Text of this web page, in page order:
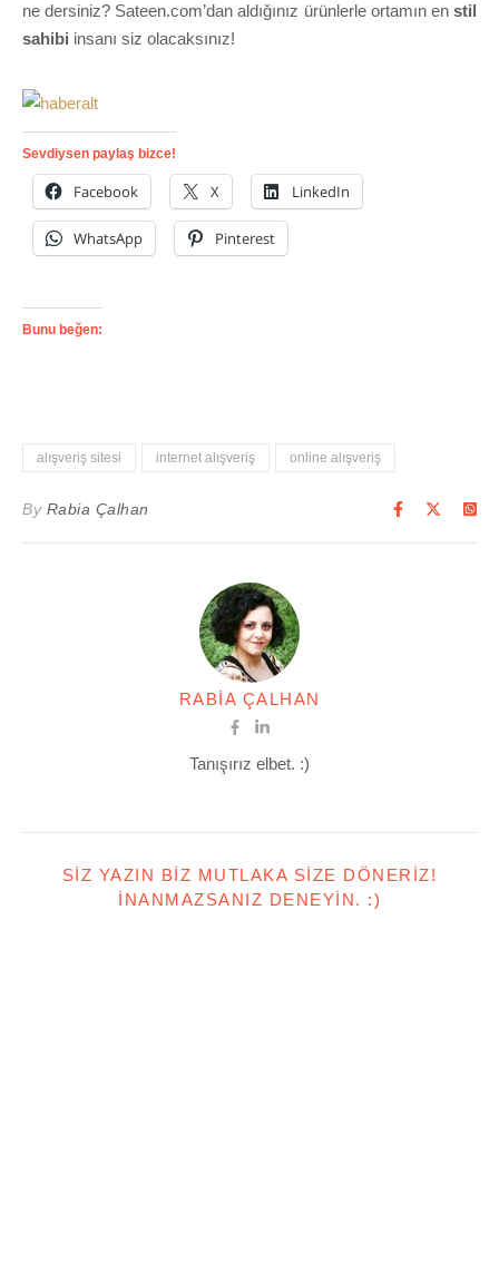
ne dersiniz? Sateen.com’dan aldığınız ürünlerle ortamın en stil
sahibi insanı siz olacaksınız!
Sevdiysen paylaş bizce!
Facebook X LinkedIn
WhatsApp Pinterest
Bunu beğen:
alışveriş sitesi internet alışveriş online alışveriş
By Rabia Çalhan
RABIA ÇALHAN
Tanışırız elbet. :)
SIZ YAZIN BIZ MUTLAKA SIZE DÖNERIZ!
İNANMAZSANIZ DENEYIN. :)